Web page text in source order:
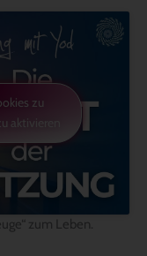
zu
aktivieren
zum Leben.